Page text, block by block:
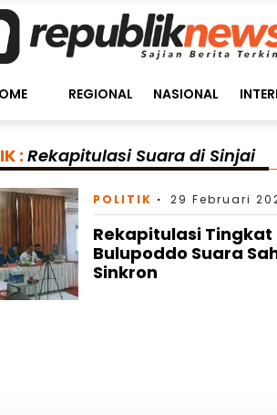
REGIONAL NASIONAL
: Rekapitulasi Suara di Sinjai
POLITIK 29 Februari
Rekapitulasi Tingkat
Bulupoddo Suara
Sinkron